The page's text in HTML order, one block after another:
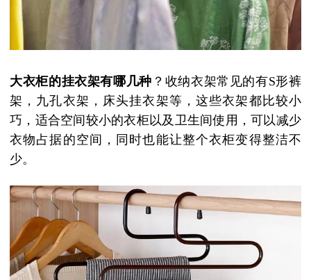
大衣柜的挂衣架有哪几种 ？收纳衣架常见的有S形裤
架，九孔衣架，床头挂衣架等，这些衣架都比较小
巧，适合空间较小的衣柜以及卫生间使用，可以减少
衣物占据的空间，同时也能让整个衣柜变得整洁不
少。